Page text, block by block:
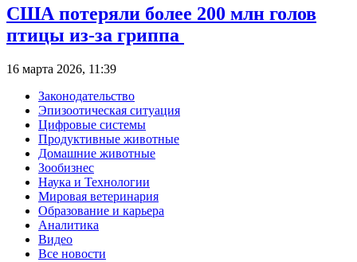
США потеряли более 200 млн голов
птицы из-за гриппа
16 марта 2026, 11:39
Законодательство
Эпизоотическая ситуация
Цифровые системы
Продуктивные животные
Домашние животные
Зообизнес
Наука и Технологии
Мировая ветеринария
Образование и карьера
Аналитика
Видео
Все новости